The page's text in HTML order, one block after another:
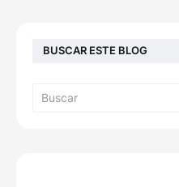
BUSCAR ESTE BLOG